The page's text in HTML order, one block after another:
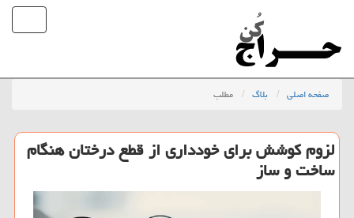
صفحه اصلی بلاگ مطلب
لزوم كوشش برای خودداری از قطع درختان هنگام
ساخت و ساز